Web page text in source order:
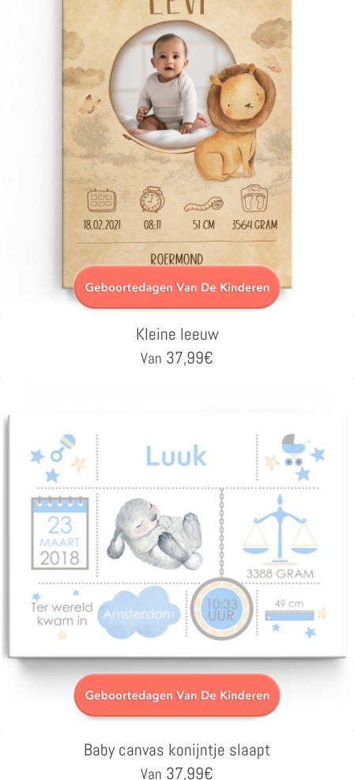
Kleine leeuw
Van 37,99€
Baby canvas konijntje slaapt
Van 37,99€